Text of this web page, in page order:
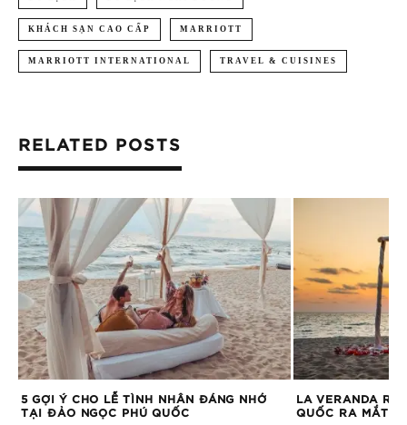
KHÁCH SẠN CAO CẤP MARRIOTT
MARRIOTT INTERNATIONAL TRAVEL & CUISINES
RELATED POSTS
5 GỢI Ý CHO LỄ TÌNH NHÂN ĐÁNG NHỚ
TẠI ĐẢO NGỌC PHÚ QUỐC
LA VERANDA
QUỐC RA MẮT